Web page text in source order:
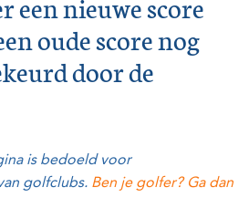
oude score nog
door de
is bedoeld voor
golfclubs. Ben je golfer? Ga dan